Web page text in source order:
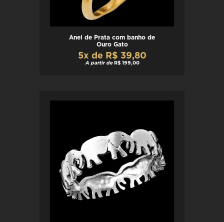
Anel de Prata com banho de
Ouro Gato
5x de R$ 39,80
A partir de R$ 199,00